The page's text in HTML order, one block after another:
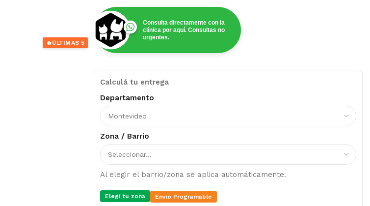
🔥ÚLTIMAS 5
Consulta directamente con la
clínica por aquí. Consultas no
urgentes.
Calculá tu entrega
Departamento
Zona / Barrio
Al elegir el barrio/zona se aplica automáticamente.
Elegí tu zona Envio Programable